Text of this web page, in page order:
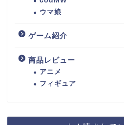
ウマ娘
ゲーム紹介
商品レビュー
アニメ
フィギュア